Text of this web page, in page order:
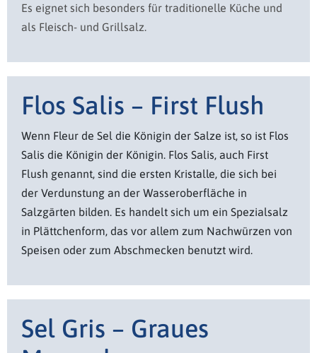
Es eignet sich besonders für traditionelle Küche und
als Fleisch- und Grillsalz.
Flos Salis – First Flush
Wenn Fleur de Sel die Königin der Salze ist, so ist Flos
Salis die Königin der Königin. Flos Salis, auch First
Flush genannt, sind die ersten Kristalle, die sich bei
der Verdunstung an der Wasseroberfläche in
Salzgärten bilden. Es handelt sich um ein Spezialsalz
in Plättchenform, das vor allem zum Nachwürzen von
Speisen oder zum Abschmecken benutzt wird.
Sel Gris – Graues